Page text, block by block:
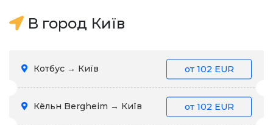
В город Київ
Котбус → Київ от 102 EUR
Кёльн Bergheim → Київ от 102 EUR